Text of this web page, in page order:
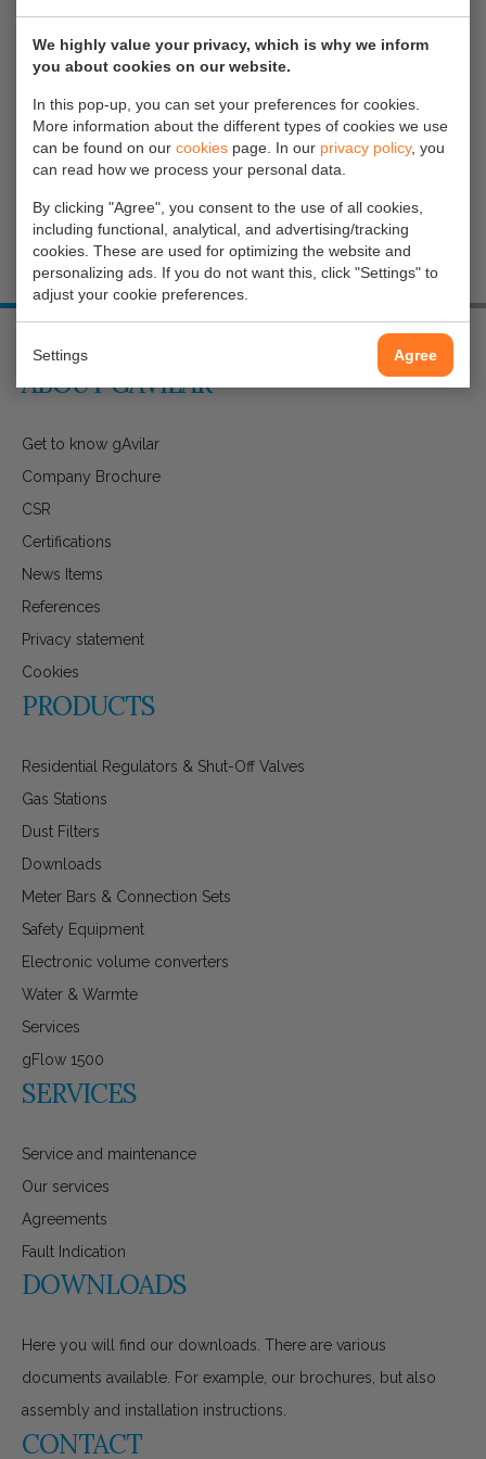
We highly value your privacy, which is why we inform
you about cookies on our website.
In this pop-up, you can set your preferences for cookies.
More information about the different types of cookies we use
can be found on our cookies page. In our privacy policy, you
can read how we process your personal data.
By clicking "Agree", you consent to the use of all cookies,
including functional, analytical, and advertising/tracking
cookies. These are used for optimizing the website and
personalizing ads. If you do not want this, click "Settings" to
adjust your cookie preferences.
Settings Agree
Our office staff are happy to assist you in
making the right choice under the telephone
number:085-4897130or send an email to
info@gavilar.nl .
ABOUT GAVILAR
Get to know gAvilar
Company Brochure
CSR
Certifications
News Items
References
Privacy statement
Cookies
PRODUCTS
Residential Regulators & Shut-Off Valves
Gas Stations
Dust Filters
Downloads
Meter Bars & Connection Sets
Safety Equipment
Electronic volume converters
Water & Warmte
Services
gFlow 1500
SERVICES
Service and maintenance
Our services
Agreements
Fault Indication
DOWNLOADS
Here you will find our downloads. There are various
documents available. For example, our brochures, but also
assembly and installation instructions.
CONTACT